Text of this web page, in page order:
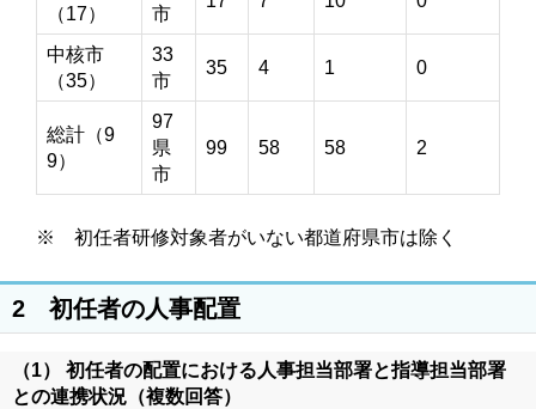
（17） 市
中核市
（35）
33
市
35 4 1 0
総計（9
9）
97
県
市
99 58 58 2
※ 初任者研修対象者がいない都道府県市は除く
2 初任者の人事配置
（1） 初任者の配置における人事担当部署と指導担当部署
との連携状況（複数回答）